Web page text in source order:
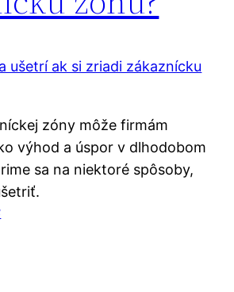
zóny môže firmám
výhod a úspor v dlhodobom
sa na niektoré spôsoby,